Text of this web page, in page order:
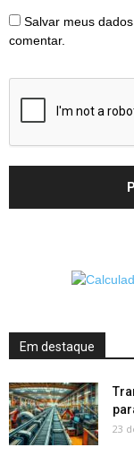
Salvar meus
comentar.
Em destaque
23